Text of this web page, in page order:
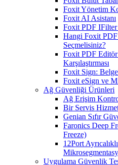
Foxit Yönetim
Foxit AI Asistanı
Foxit PDF IFilter
Hangi Foxit
Seçmelisiniz?
Foxit PDF
Karşılaştırması
Foxit Sign:
Foxit eSign ve
Ağ Güvenliği Ürünleri
Ağ Erişim
Bir Servis
Genian Sıfır
Faronics Deep
Freeze)
12Port
Uygulama Güvenlik